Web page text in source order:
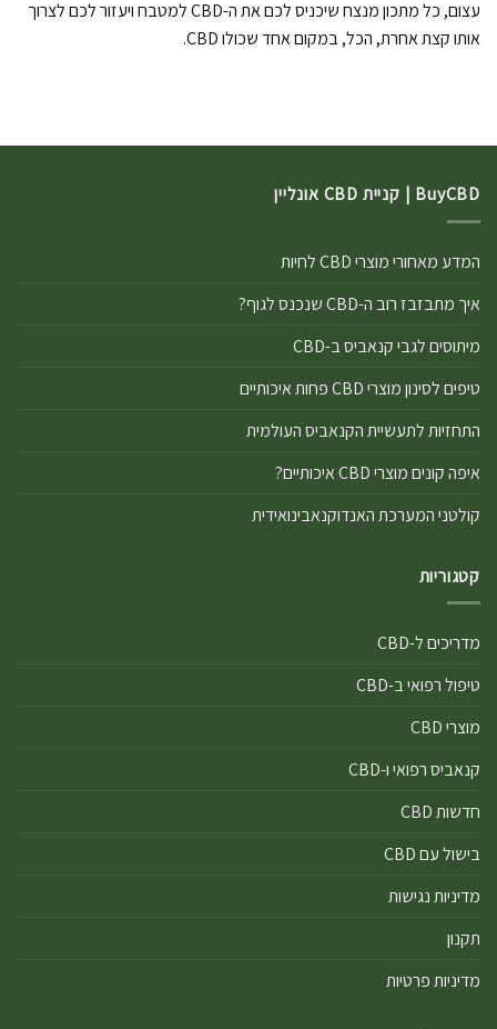
עצום, כל מתכון מנצח שיכניס לכם את ה-CBD למטבח ויעזור לכם לצרוך
אותו קצת אחרת, הכל, במקום אחד שכולו CBD.
BuyCBD | קניית CBD אונליין
המדע מאחורי מוצרי CBD לחיות
איך מתבזבז רוב ה-CBD שנכנס לגוף?
מיתוסים לגבי קנאביס ב-CBD
טיפים לסינון מוצרי CBD פחות איכותיים
התחזיות לתעשיית הקנאביס העולמית
איפה קונים מוצרי CBD איכותיים?
קולטני המערכת האנדוקנאבינואידית
קטגוריות
מדריכים ל-CBD
טיפול רפואי ב-CBD
מוצרי CBD
קנאביס רפואי ו-CBD
חדשות CBD
בישול עם CBD
מדיניות נגישות
תקנון
מדיניות פרטיות